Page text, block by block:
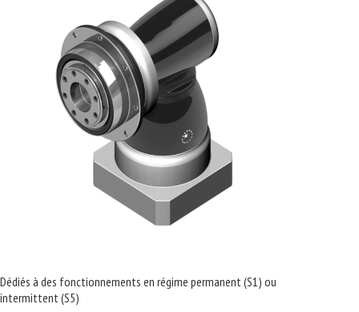
Dédiés à des fonctionnements en régime permanent (S1) ou
intermittent (S5)